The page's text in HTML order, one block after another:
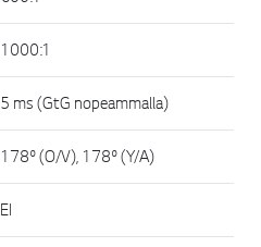
1000:1
5 ms (GtG nopeammalla)
178º (O/V), 178º (Y/A)
EI